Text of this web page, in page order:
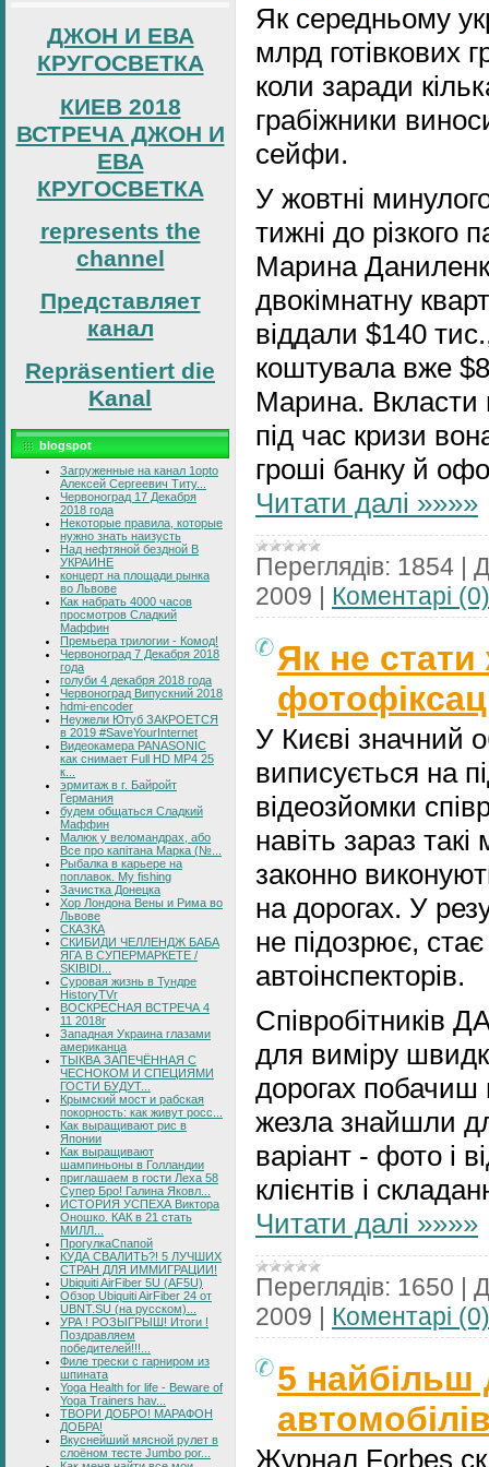
ДЖОН И ЕВА
КРУГОСВЕТКА
КИЕВ 2018
ВСТРЕЧА ДЖОН И
ЕВА
КРУГОСВЕТКА
represents the
channel
Представляет
канал
Repräsentiert die
Kanal
blogspot
Загруженные на канал 1opto
Алексей Сергеевич Титу...
Червоноград 17 Декабря
2018 года
Некоторые правила, которые
нужно знать наизусть
Над нефтяной бездной В
УКРАИНЕ
концерт на площади рынка
во Львове
Как набрать 4000 часов
просмотров Сладкий
Маффин
Премьера трилогии - Комод!
Червоноград 7 Декабря 2018
года
голуби 4 декабря 2018 года
Червоноград Випускний 2018
hdmi-encoder
Неужели Ютуб ЗАКРОЕТСЯ
в 2019 #SaveYourInternet
Видеокамера PANASONIC
как снимает Full HD MP4 25
к...
эрмитаж в г. Байройт
Германия
будем общаться Сладкий
Маффин
Малюк у веломандрах, або
Все про капітана Марка (№...
Рыбалка в карьере на
поплавок. My fishing
Зачистка Донецка
Хор Лондона Вены и Рима во
Львове
СКАЗКА
СКИБИДИ ЧЕЛЛЕНДЖ БАБА
ЯГА В СУПЕРМАРКЕТЕ /
SKIBIDI...
Суровая жизнь в Тундре
HistoryTVr
ВОСКРЕСНАЯ ВСТРЕЧА 4
11 2018г
Западная Украина глазами
американца
ТЫКВА ЗАПЕЧЁННАЯ С
ЧЕСНОКОМ И СПЕЦИЯМИ
ГОСТИ БУДУТ...
Крымский мост и рабская
покорность: как живут росс...
Как выращивают рис в
Японии
Как выращивают
шампиньоны в Голландии
приглашаем в гости Леха 58
Супер Бро! Галина Яковл...
ИСТОРИЯ УСПЕХА Виктора
Оношко. КАК в 21 стать
МИЛЛ...
ПрогулкаСпапой
КУДА СВАЛИТЬ?! 5 ЛУЧШИХ
СТРАН ДЛЯ ИММИГРАЦИИ!
Ubiquiti AirFiber 5U (AF5U)
Обзор Ubiquiti AirFiber 24 от
UBNT.SU (на русском)...
УРА ! РОЗЫГРЫШ! Итоги !
Поздравляем
победителей!!!...
Филе трески с гарниром из
шпината
Yoga Health for life - Beware of
Yoga Trainers hav...
ТВОРИ ДОБРО! МАРАФОН
ДОБРА!
Вкуснейший мясной рулет в
слоёном тесте Jumbo por...
Як середньому
млрд готівкових
коли заради
грабіжники
сейфи.
У жовтні
тижні до різкого
Марина
двокімнатну
віддали $140
коштувала вже
Марина. Вкласти
під час кризи
гроші банку й
Читати далі »»»»
Переглядів: 1854 |
2009 | Коментарі (0)
Як не
У Києві значний
виписується на
відеозйомки
навіть зараз
законно
на дорогах. У
не підозрює,
автоінспекторів.
Співробітників
для виміру
дорогах побачиш
жезла знайшли
варіант - фото і
клієнтів і
Читати далі »»»»
Переглядів: 1650 |
2009 | Коментарі (0)
5
Журнал Forbes